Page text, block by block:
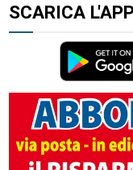
SCARICA